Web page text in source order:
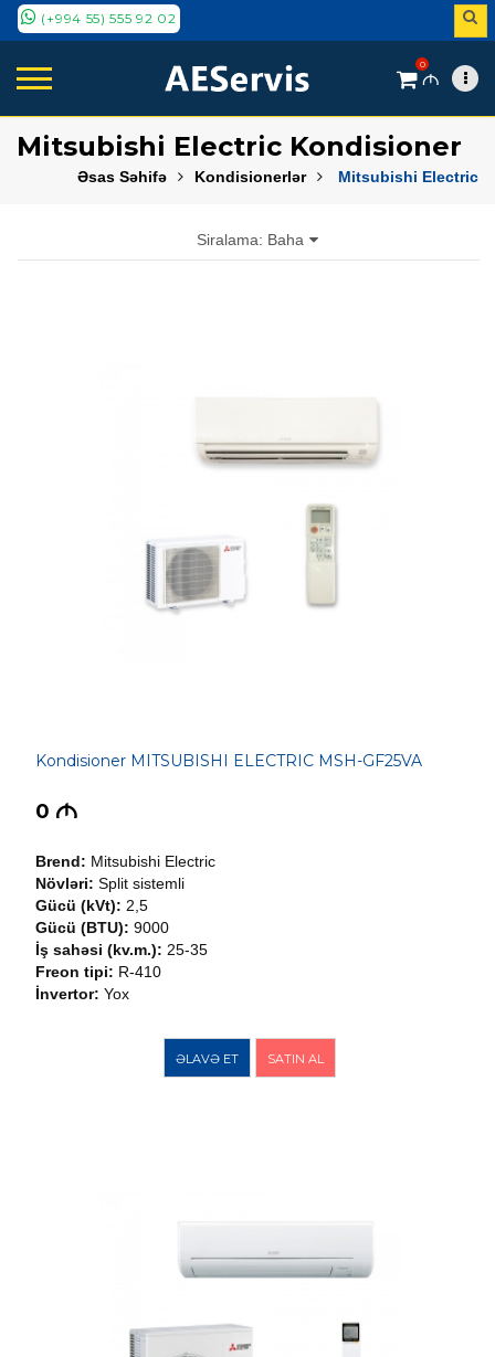
(+994 55) 555 92 02
0
M
Mitsubishi Electric Kondisioner
Əsas Səhifə Kondisionerlər Mitsubishi Electric
Siralama: Baha
Kondisioner MITSUBISHI ELECTRIC MSH-GF25VA
0 M
Brend: Mitsubishi Electric
Növləri: Split sistemli
Gücü (kVt): 2,5
Gücü (BTU): 9000
İş sahəsi (kv.m.): 25-35
Freon tipi: R-410
İnvertor: Yox
ƏLAVƏ ET SATIN AL